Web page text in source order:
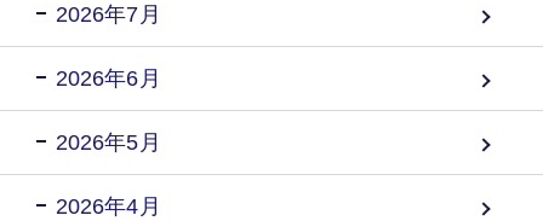
2026年7月
2026年6月
2026年5月
2026年4月